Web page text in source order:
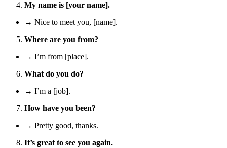
My name is [your name].
→ Nice to meet you, [name].
Where are you from?
→ I’m from [place].
What do you do?
→ I’m a [job].
How have you been?
→ Pretty good, thanks.
It’s great to see you again.